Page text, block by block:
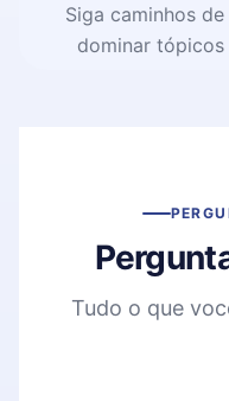
Siga caminhos
dominar
Tudo o que